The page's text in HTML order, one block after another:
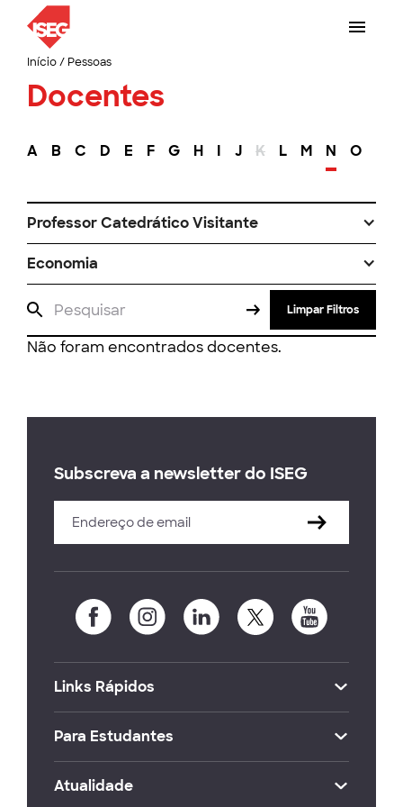
Início/ Pessoas
Docentes
A B C D E F G H I J K L M N O
Professor Catedrático Visitante
Economia
Limpar Filtros
Não foram encontrados docentes.
Subscreva a newsletter do ISEG
Links Rápidos
Para Estudantes
Atualidade